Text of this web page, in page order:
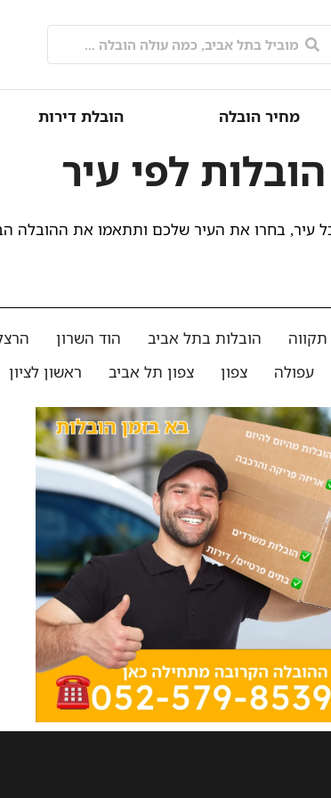
מחיר הובלה הובלת דירות
הובלות לפי עיר
עיר, בחרו את העיר שלכם ותתאמו את ההובלה
הובלות בתל אביב הוד השרון
עפולה צפון צפון תל אביב ראשון לציון